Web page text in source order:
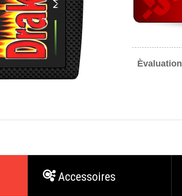
Èvaluation
Accessoires